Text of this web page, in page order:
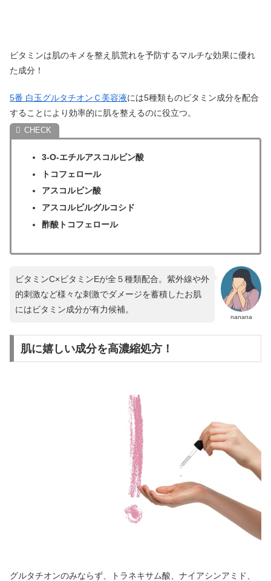
ビタミンは肌のキメを整え肌荒れを予防するマルチな効果に優れ
た成分！
5番 白玉グルタチオンＣ美容液には5種類ものビタミン成分を配合
することにより効率的に肌を整えるのに役立つ。
3-O-エチルアスコルビン酸
トコフェロール
アスコルビン酸
アスコルビルグルコシド
酢酸トコフェロール
nanana
ビタミンC×ビタミンEが全５種類配合。紫外線や外
的刺激など様々な刺激でダメージを蓄積したお肌
にはビタミン成分が有力候補。
肌に嬉しい成分を高濃縮処方！
グルタチオンのみならず、トラネキサム酸、ナイアシンアミド、